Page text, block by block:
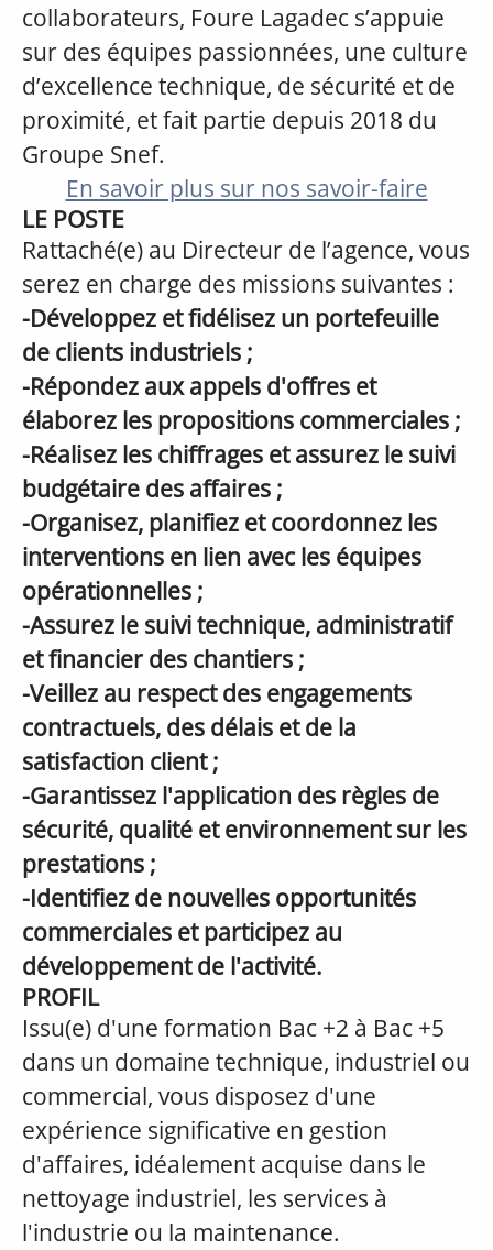
collaborateurs, Foure Lagadec s’appuie
sur des équipes passionnées, une culture
d’excellence technique, de sécurité et de
proximité, et fait partie depuis 2018 du
Groupe Snef.
En savoir plus sur nos savoir-faire
LE POSTE
Rattaché(e) au Directeur de l’agence, vous
serez en charge des missions suivantes :
-Développez et fidélisez un portefeuille
de clients industriels ;
-Répondez aux appels d'offres et
élaborez les propositions commerciales ;
-Réalisez les chiffrages et assurez le suivi
budgétaire des affaires ;
-Organisez, planifiez et coordonnez les
interventions en lien avec les équipes
opérationnelles ;
-Assurez le suivi technique, administratif
et financier des chantiers ;
-Veillez au respect des engagements
contractuels, des délais et de la
satisfaction client ;
-Garantissez l'application des règles de
sécurité, qualité et environnement sur les
prestations ;
-Identifiez de nouvelles opportunités
commerciales et participez au
développement de l'activité.
PROFIL
Issu(e) d'une formation Bac +2 à Bac +5
dans un domaine technique, industriel ou
commercial, vous disposez d'une
expérience significative en gestion
d'affaires, idéalement acquise dans le
nettoyage industriel, les services à
l'industrie ou la maintenance.